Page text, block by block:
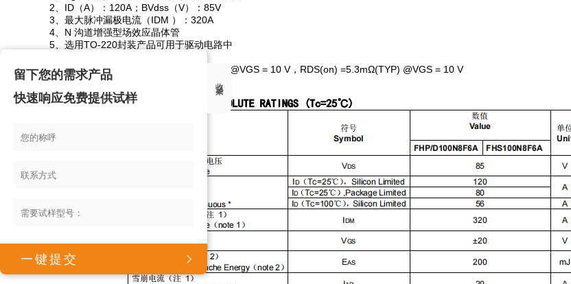
2、ID（A）：120A；BVdss（V）：85V
3、最大脉冲漏极电流（IDM ）：320A
4、N 沟道增强型场效应晶体管
5、选用TO-220封装产品可用于驱动电路中
7、静态导通电阻RDS(on) = 6.5mΩ(MAX) @VGS = 10 V，RDS(on) =5.3mΩ(TYP) @VGS = 10 V
留下您的需求产品
快速响应免费提供试样